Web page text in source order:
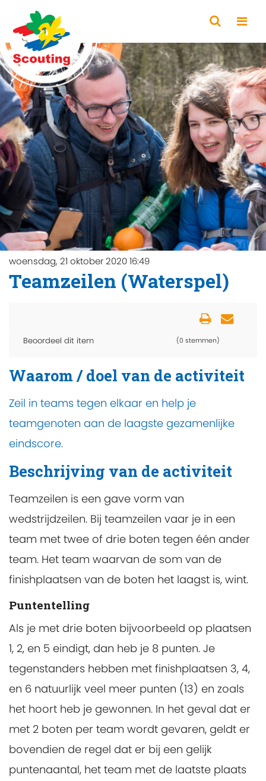
woensdag, 21 oktober 2020 16:49
Teamzeilen (Waterspel)
Beoordeel dit item (0 stemmen)
Waarom / doel van de activiteit
Zeil in teams tegen elkaar en help je
teamgenoten aan de laagste gezamenlijke
eindscore.
Beschrijving van de activiteit
Teamzeilen is een gave vorm van
wedstrijdzeilen. Bij teamzeilen vaar je in een
team met twee of drie boten tegen één ander
team. Het team waarvan de som van de
finishplaatsen van de boten het laagst is, wint.
Puntentelling
Als je met drie boten bijvoorbeeld op plaatsen
1, 2, en 5 eindigt, dan heb je 8 punten. Je
tegenstanders hebben met finishplaatsen 3, 4,
en 6 natuurlijk veel meer punten (13) en zoals
het hoort heb je gewonnen. In het geval dat er
met 2 boten per team wordt gevaren, geldt er
bovendien de regel dat er bij een gelijk
puntenaantal, het team met de laatste plaats